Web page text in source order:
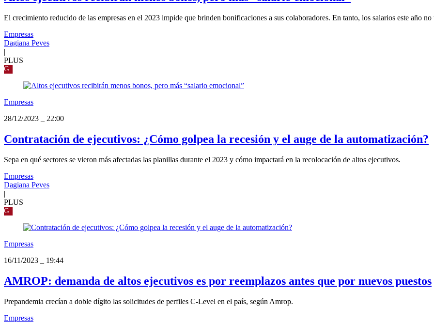
El crecimiento reducido de las empresas en el 2023 impide que brinden bonificaciones a sus colaboradores. En tanto, los salarios este año no
Empresas
Dagiana Peves
|
PLUS
G
Empresas
28/12/2023
22:00
Contratación de ejecutivos: ¿Cómo golpea la recesión y el auge de la automatización?
Sepa en qué sectores se vieron más afectadas las planillas durante el 2023 y cómo impactará en la recolocación de altos ejecutivos.
Empresas
Dagiana Peves
|
PLUS
G
Empresas
16/11/2023
19:44
AMROP: demanda de altos ejecutivos es por reemplazos antes que por nuevos puestos
Prepandemia crecían a doble dígito las solicitudes de perfiles C-Level en el país, según Amrop.
Empresas